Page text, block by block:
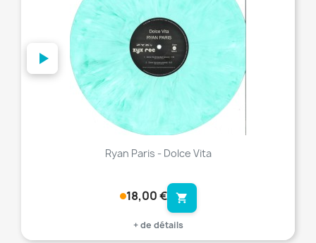
Ryan Paris - Dolce Vita
18,00 € shopping_cart
+ de détails